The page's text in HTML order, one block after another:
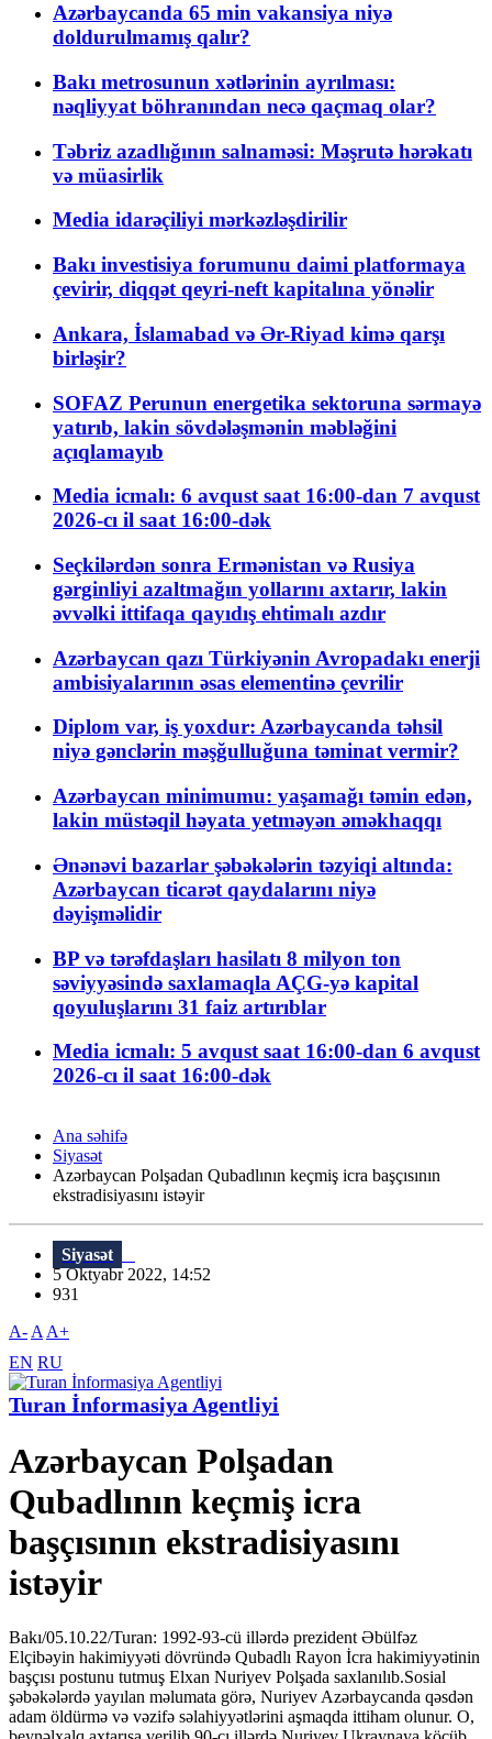
Azərbaycanda 65 min vakansiya niyə
doldurulmamış qalır?
Bakı metrosunun xətlərinin ayrılması:
nəqliyyat böhranından necə qaçmaq olar?
Təbriz azadlığının salnaməsi: Məşrutə hərəkatı
və müasirlik
Media idarəçiliyi mərkəzləşdirilir
Bakı investisiya forumunu daimi platformaya
çevirir, diqqət qeyri-neft kapitalına yönəlir
Ankara, İslamabad və Ər-Riyad kimə qarşı
birləşir?
SOFAZ Perunun energetika sektoruna sərmayə
yatırıb, lakin sövdələşmənin məbləğini
açıqlamayıb
Media icmalı: 6 avqust saat 16:00-dan 7 avqust
2026-cı il saat 16:00-dək
Seçkilərdən sonra Ermənistan və Rusiya
gərginliyi azaltmağın yollarını axtarır, lakin
əvvəlki ittifaqa qayıdış ehtimalı azdır
Azərbaycan qazı Türkiyənin Avropadakı enerji
ambisiyalarının əsas elementinə çevrilir
Diplom var, iş yoxdur: Azərbaycanda təhsil
niyə gənclərin məşğulluğuna təminat vermir?
Azərbaycan minimumu: yaşamağı təmin edən,
lakin müstəqil həyata yetməyən əməkhaqqı
Ənənəvi bazarlar şəbəkələrin təzyiqi altında:
Azərbaycan ticarət qaydalarını niyə
dəyişməlidir
BP və tərəfdaşları hasilatı 8 milyon ton
səviyyəsində saxlamaqla AÇG-yə kapital
qoyuluşlarını 31 faiz artırıblar
Media icmalı: 5 avqust saat 16:00-dan 6 avqust
2026-cı il saat 16:00-dək
Ana səhifə
Siyasət
Azərbaycan Polşadan Qubadlının keçmiş icra başçısının
ekstradisiyasını istəyir
Siyasət
5 Oktyabr 2022, 14:52
931
A- A A+
EN RU
Turan İnformasiya Agentliyi
Azərbaycan Polşadan
Qubadlının keçmiş icra
başçısının ekstradisiyasını
istəyir
Bakı/05.10.22/Turan: 1992-93-cü illərdə prezident Əbülfəz
Elçibəyin hakimiyyəti dövründə Qubadlı Rayon İcra hakimiyyətinin
başçısı postunu tutmuş Elxan Nuriyev Polşada saxlanılıb.Sosial
şəbəkələrdə yayılan məlumata görə, Nuriyev Azərbaycanda qəsdən
adam öldürmə və vəzifə səlahiyyətlərini aşmaqda ittiham olunur. O,